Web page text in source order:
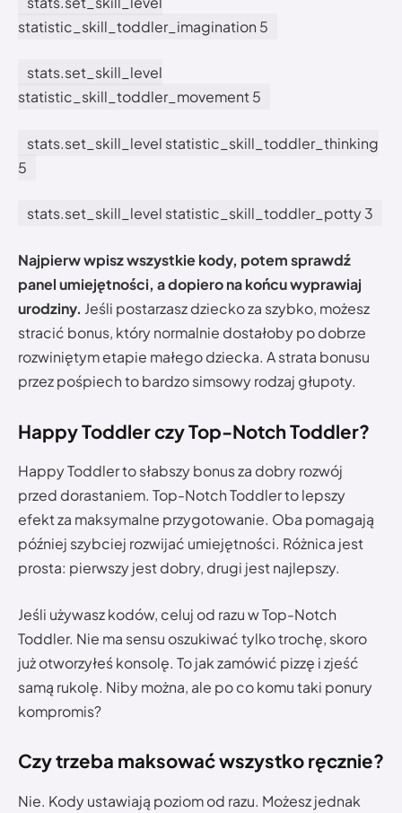
statistic_skill_toddler_imagination 5
stats.set_skill_level
statistic_skill_toddler_movement 5
stats.set_skill_level statistic_skill_toddler_thinking
5
stats.set_skill_level statistic_skill_toddler_potty 3
Najpierw wpisz wszystkie kody, potem sprawdź
panel umiejętności, a dopiero na końcu wyprawiaj
urodziny. Jeśli postarzasz dziecko za szybko, możesz
stracić bonus, który normalnie dostałoby po dobrze
rozwiniętym etapie małego dziecka. A strata bonusu
przez pośpiech to bardzo simsowy rodzaj głupoty.
Happy Toddler czy Top-Notch Toddler?
Happy Toddler to słabszy bonus za dobry rozwój
przed dorastaniem. Top-Notch Toddler to lepszy
efekt za maksymalne przygotowanie. Oba pomagają
później szybciej rozwijać umiejętności. Różnica jest
prosta: pierwszy jest dobry, drugi jest najlepszy.
Jeśli używasz kodów, celuj od razu w Top-Notch
Toddler. Nie ma sensu oszukiwać tylko trochę, skoro
już otworzyłeś konsolę. To jak zamówić pizzę i zjeść
samą rukolę. Niby można, ale po co komu taki ponury
kompromis?
Czy trzeba maksować wszystko ręcznie?
Nie. Kody ustawiają poziom od razu. Możesz jednak